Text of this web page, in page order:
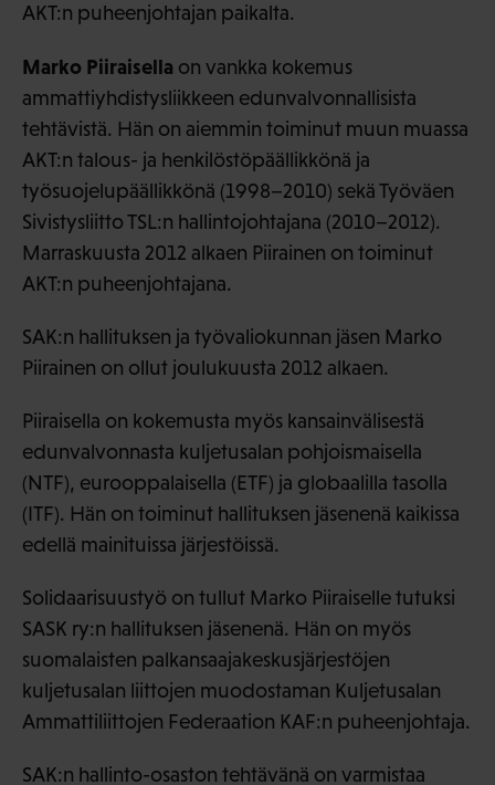
AKT:n puheenjohtajan paikalta.
Marko Piiraisella on vankka kokemus
ammattiyhdistysliikkeen edunvalvonnallisista
tehtävistä. Hän on aiemmin toiminut muun muassa
AKT:n talous- ja henkilöstöpäällikkönä ja
työsuojelupäällikkönä (1998–2010) sekä Työväen
Sivistysliitto TSL:n hallintojohtajana (2010–2012).
Marraskuusta 2012 alkaen Piirainen on toiminut
AKT:n puheenjohtajana.
SAK:n hallituksen ja työvaliokunnan jäsen Marko
Piirainen on ollut joulukuusta 2012 alkaen.
Piiraisella on kokemusta myös kansainvälisestä
edunvalvonnasta kuljetusalan pohjoismaisella
(NTF), eurooppalaisella (ETF) ja globaalilla tasolla
(ITF). Hän on toiminut hallituksen jäsenenä kaikissa
edellä mainituissa järjestöissä.
Solidaarisuustyö on tullut Marko Piiraiselle tutuksi
SASK ry:n hallituksen jäsenenä. Hän on myös
suomalaisten palkansaajakeskusjärjestöjen
kuljetusalan liittojen muodostaman Kuljetusalan
Ammattiliittojen Federaation KAF:n puheenjohtaja.
SAK:n hallinto-osaston tehtävänä on varmistaa